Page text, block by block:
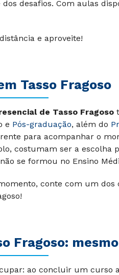
desafios. Com aulas
e aproveite!
Tasso Fragoso
de Tasso Fragoso
e Pós-graduação, além do
para acompanhar o
costumam ser a escolha
se formou no Ensino
conte com um
Fragoso:
ao concluir um curso